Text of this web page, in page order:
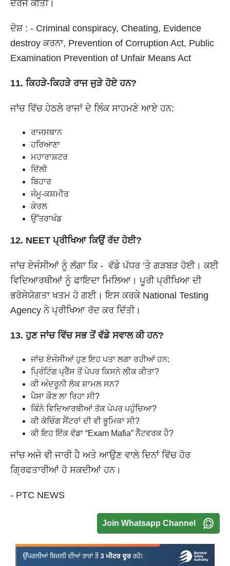
ਦਰਜ ਕੀਤੀ।
ਦੋਸ਼ : - Criminal conspiracy, Cheating, Evidence
destroy ਕਰਨਾ, Prevention of Corruption Act, Public
Examination Prevention of Unfair Means Act
11. ਕਿਹੜੇ-ਕਿਹੜੇ ਰਾਜ ਜੁੜੇ ਹੋਏ ਹਨ?
ਜਾਂਚ ਵਿੱਚ ਹੇਠਲੇ ਰਾਜਾਂ ਦੇ ਲਿੰਕ ਸਾਹਮਣੇ ਆਏ ਹਨ:
ਰਾਜਸਥਾਨ
ਹਰਿਆਣਾ
ਮਹਾਰਾਸ਼ਟਰ
ਦਿੱਲੀ
ਬਿਹਾਰ
ਜੰਮੂ-ਕਸ਼ਮੀਰ
ਕੇਰਲ
ਉੱਤਰਾਖੰਡ
12. NEET ਪ੍ਰੀਖਿਆ ਕਿਉਂ ਰੱਦ ਹੋਈ?
ਜਾਂਚ ਏਜੰਸੀਆਂ ਨੂੰ ਲੱਗਾ ਕਿ - ਵੱਡੇ ਪੱਧਰ ‘ਤੇ ਗੜਬੜ ਹੋਈ। ਕਈ
ਵਿਦਿਆਰਥੀਆਂ ਨੂੰ ਫਾਇਦਾ ਮਿਲਿਆ। ਪੂਰੀ ਪ੍ਰੀਖਿਆ ਦੀ
ਭਰੋਸੇਯੋਗਤਾ ਖਤਮ ਹੋ ਗਈ। ਇਸ ਕਰਕੇ National Testing
Agency ਨੇ ਪ੍ਰੀਖਿਆ ਰੱਦ ਕਰ ਦਿੱਤੀ।
13. ਹੁਣ ਜਾਂਚ ਵਿੱਚ ਸਭ ਤੋਂ ਵੱਡੇ ਸਵਾਲ ਕੀ ਹਨ?
ਜਾਂਚ ਏਜੰਸੀਆਂ ਹੁਣ ਇਹ ਪਤਾ ਲਗਾ ਰਹੀਆਂ ਹਨ:
ਪ੍ਰਿੰਟਿੰਗ ਪ੍ਰੈੱਸ ਤੋਂ ਪੇਪਰ ਕਿਸਨੇ ਲੀਕ ਕੀਤਾ?
ਕੀ ਅੰਦਰੂਨੀ ਲੋਕ ਸ਼ਾਮਲ ਸਨ?
ਪੈਸਾ ਕੌਣ ਲਾ ਰਿਹਾ ਸੀ?
ਕਿੰਨੇ ਵਿਦਿਆਰਥੀਆਂ ਤੱਕ ਪੇਪਰ ਪਹੁੰਚਿਆ?
ਕੀ ਕੋਚਿੰਗ ਸੈਂਟਰਾਂ ਦੀ ਵੀ ਭੂਮਿਕਾ ਸੀ?
ਕੀ ਇਹ ਇੱਕ ਵੱਡਾ “Exam Mafia” ਨੈੱਟਵਰਕ ਹੈ?
ਜਾਂਚ ਅਜੇ ਵੀ ਜਾਰੀ ਹੈ ਅਤੇ ਆਉਣ ਵਾਲੇ ਦਿਨਾਂ ਵਿੱਚ ਹੋਰ
ਗ੍ਰਿਫਤਾਰੀਆਂ ਹੋ ਸਕਦੀਆਂ ਹਨ।
- PTC NEWS
Join Whatsapp Channel